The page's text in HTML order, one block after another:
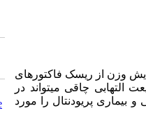
وزن از ریسک فاکتورهای
التهابی چاقی میتواند در
بیماری پریودنتال را مورد